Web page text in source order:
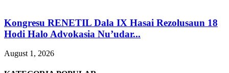
Kongresu RENETIL Dala IX Hasai Rezolusaun 18
Hodi Halo Advokasia Nu’udar...
August 1, 2026